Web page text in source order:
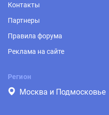
Контакты
Партнеры
Правила форума
Реклама на сайте
Регион
Москва и Подмосковье